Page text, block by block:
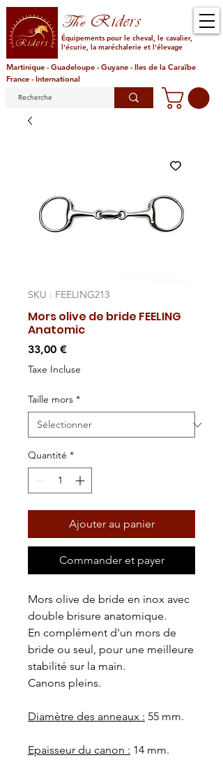
TheRiders
Équipements pour le cheval, le cavalier,
l'écurie, la maréchalerie et l'élevage
Martinique - Guadeloupe - Guyane - Iles de la Caraïbe
France - International
SKU : FEELING213
Mors olive de bride FEELING
Anatomic
33,00 €Prix
Taxe Incluse
Taille mors *
Quantité *
Ajouter au panier
Commander et payer
Mors olive de bride en inox avec
double brisure anatomique.
En complément d'un mors de
bride ou seul, pour une meilleure
stabilité sur la main.
Canons pleins.
Diamètre des anneaux : 55 mm.
Epaisseur du canon : 14 mm.